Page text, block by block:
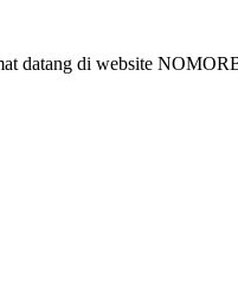
di website